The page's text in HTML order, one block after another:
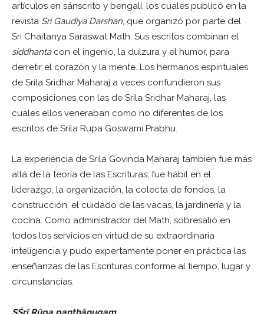
artículos en sánscrito y bengalí, los cuales publicó en la
revista Sri Gaudiya Darshan, que organizó por parte del
Sri Chaitanya Saraswat Math. Sus escritos combinan el
siddhantacon el ingenio, la dulzura y el humor, para
derretir el corazón y la mente. Los hermanos espirituales
de Srila Sridhar Maharaj a veces confundieron sus
composiciones con las de Srila Sridhar Maharaj, las
cuales ellos veneraban como no diferentes de los
escritos de Srila Rupa Goswami Prabhu.
La experiencia de Srila Govinda Maharaj también fue más
allá de la teoría de las Escrituras; fue hábil en el
liderazgo, la organización, la colecta de fondos, la
construcción, el cuidado de las vacas, la jardinería y la
cocina. Como administrador del Math, sobresalió en
todos los servicios en virtud de su extraordinaria
inteligencia y pudo expertamente poner en práctica las
enseñanzas de las Escrituras conforme al tiempo, lugar y
circunstancias.